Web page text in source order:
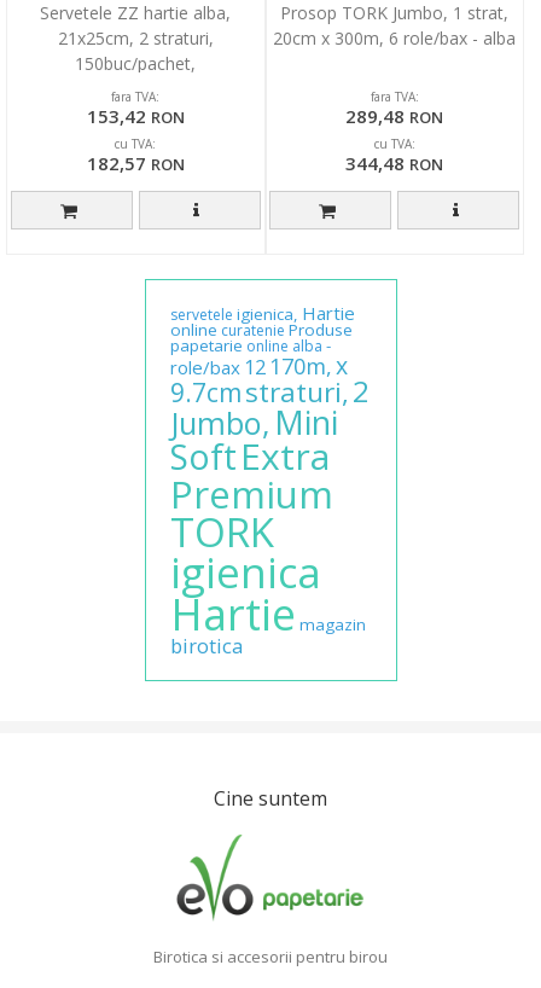
Servetele ZZ hartie alba,
21x25cm, 2 straturi,
150buc/pachet,
20pachete/cutie, Office
Products
fara TVA:
153,42 RON
cu TVA:
182,57 RON
Prosop TORK Jumbo, 1 strat,
20cm x 300m, 6 role/bax - alba
fara TVA:
289,48 RON
cu TVA:
344,48 RON
servetele igienica, Hartie
online curatenie Produse
papetarie online alba -
role/bax 12 170m,x
9.7cmstraturi,2
Jumbo, Mini
SoftExtra
Premium
TORK
igienica
Hartie magazin
birotica
Cine suntem
Birotica si accesorii pentru birou